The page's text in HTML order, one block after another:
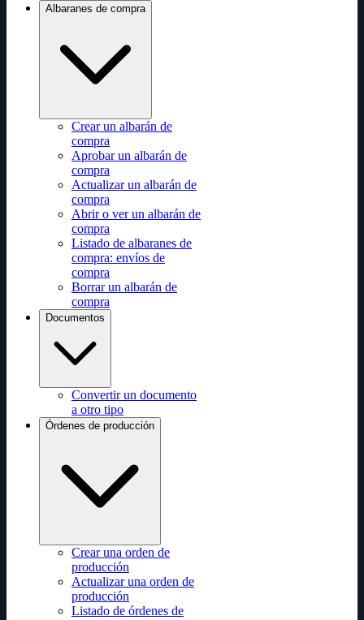
Albaranes de compra
Crear un albarán de
compra
Aprobar un albarán de
compra
Actualizar un albarán de
compra
Abrir o ver un albarán de
compra
Listado de albaranes de
compra: envíos de
compra
Borrar un albarán de
compra
Documentos
Convertir un documento
a otro tipo
Órdenes de producción
Crear una orden de
producción
Actualizar una orden de
producción
Listado de órdenes de